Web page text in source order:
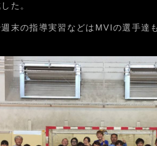
た。
末の指導実習などはMVIの選手達